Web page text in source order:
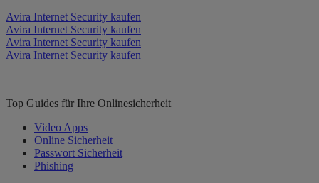
Avira Internet Security kaufen
Avira Internet Security kaufen
Avira Internet Security kaufen
Avira Internet Security kaufen
Top Guides für Ihre Onlinesicherheit
Video Apps
Online Sicherheit
Passwort Sicherheit
Phishing